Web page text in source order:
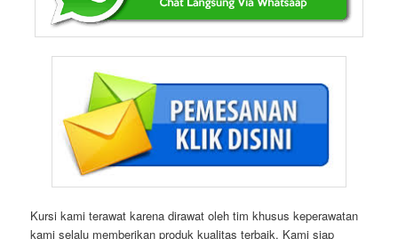
Kursi kami terawat karena dirawat oleh tim khusus keperawatan
kami selalu memberikan produk kualitas terbaik. Kami siap